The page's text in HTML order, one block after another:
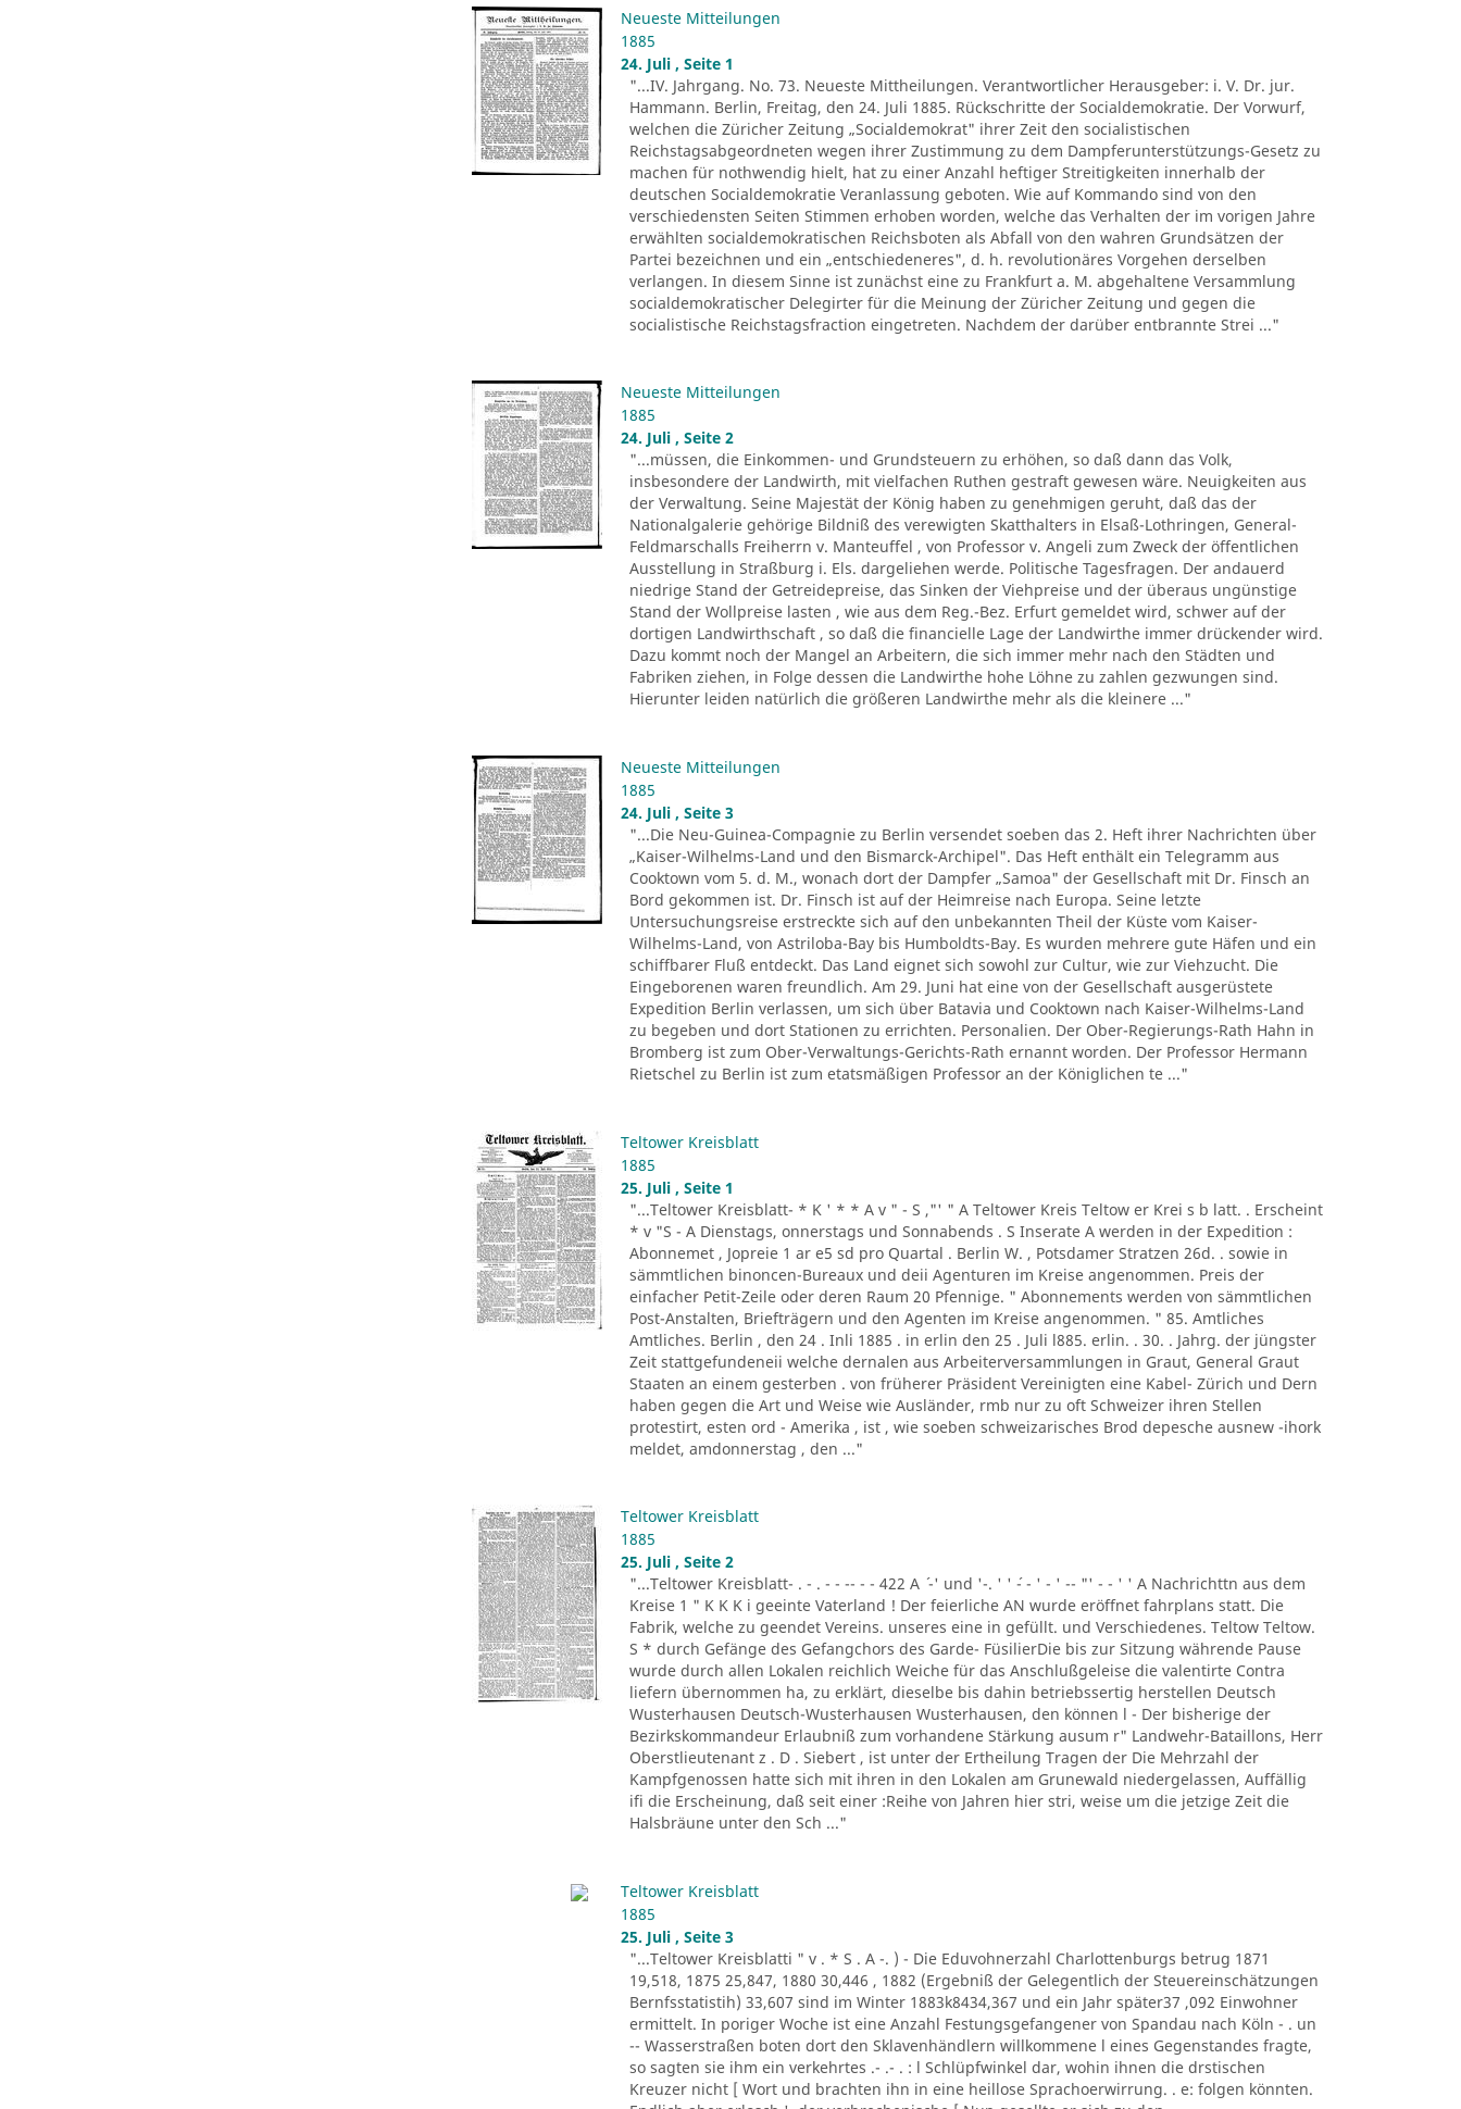
Neueste Mitteilungen
1885
24. Juli , Seite 1
"...IV. Jahrgang. No. 73. Neueste Mittheilungen. Verantwortlicher Herausgeber: i. V. Dr. jur.
Hammann. Berlin, Freitag, den 24. Juli 1885. Rückschritte der Socialdemokratie. Der Vorwurf,
welchen die Züricher Zeitung „Socialdemokrat" ihrer Zeit den socialistischen
Reichstagsabgeordneten wegen ihrer Zustimmung zu dem Dampferunterstützungs-Gesetz zu
machen für nothwendig hielt, hat zu einer Anzahl heftiger Streitigkeiten innerhalb der
deutschen Socialdemokratie Veranlassung geboten. Wie auf Kommando sind von den
verschiedensten Seiten Stimmen erhoben worden, welche das Verhalten der im vorigen Jahre
erwählten socialdemokratischen Reichsboten als Abfall von den wahren Grundsätzen der
Partei bezeichnen und ein „entschiedeneres", d. h. revolutionäres Vorgehen derselben
verlangen. In diesem Sinne ist zunächst eine zu Frankfurt a. M. abgehaltene Versammlung
socialdemokratischer Delegirter für die Meinung der Züricher Zeitung und gegen die
socialistische Reichstagsfraction eingetreten. Nachdem der darüber entbrannte Strei ..."
Neueste Mitteilungen
1885
24. Juli , Seite 2
"...müssen, die Einkommen- und Grundsteuern zu erhöhen, so daß dann das Volk,
insbesondere der Landwirth, mit vielfachen Ruthen gestraft gewesen wäre. Neuigkeiten aus
der Verwaltung. Seine Majestät der König haben zu genehmigen geruht, daß das der
Nationalgalerie gehörige Bildniß des verewigten Skatthalters in Elsaß-Lothringen, General-
Feldmarschalls Freiherrn v. Manteuffel , von Professor v. Angeli zum Zweck der öffentlichen
Ausstellung in Straßburg i. Els. dargeliehen werde. Politische Tagesfragen. Der andauerd
niedrige Stand der Getreidepreise, das Sinken der Viehpreise und der überaus ungünstige
Stand der Wollpreise lasten , wie aus dem Reg.-Bez. Erfurt gemeldet wird, schwer auf der
dortigen Landwirthschaft , so daß die financielle Lage der Landwirthe immer drückender wird.
Dazu kommt noch der Mangel an Arbeitern, die sich immer mehr nach den Städten und
Fabriken ziehen, in Folge dessen die Landwirthe hohe Löhne zu zahlen gezwungen sind.
Hierunter leiden natürlich die größeren Landwirthe mehr als die kleinere ..."
Neueste Mitteilungen
1885
24. Juli , Seite 3
"...Die Neu-Guinea-Compagnie zu Berlin versendet soeben das 2. Heft ihrer Nachrichten über
„Kaiser-Wilhelms-Land und den Bismarck-Archipel". Das Heft enthält ein Telegramm aus
Cooktown vom 5. d. M., wonach dort der Dampfer „Samoa" der Gesellschaft mit Dr. Finsch an
Bord gekommen ist. Dr. Finsch ist auf der Heimreise nach Europa. Seine letzte
Untersuchungsreise erstreckte sich auf den unbekannten Theil der Küste vom Kaiser-
Wilhelms-Land, von Astriloba-Bay bis Humboldts-Bay. Es wurden mehrere gute Häfen und ein
schiffbarer Fluß entdeckt. Das Land eignet sich sowohl zur Cultur, wie zur Viehzucht. Die
Eingeborenen waren freundlich. Am 29. Juni hat eine von der Gesellschaft ausgerüstete
Expedition Berlin verlassen, um sich über Batavia und Cooktown nach Kaiser-Wilhelms-Land
zu begeben und dort Stationen zu errichten. Personalien. Der Ober-Regierungs-Rath Hahn in
Bromberg ist zum Ober-Verwaltungs-Gerichts-Rath ernannt worden. Der Professor Hermann
Rietschel zu Berlin ist zum etatsmäßigen Professor an der Königlichen te ..."
Teltower Kreisblatt
1885
25. Juli , Seite 1
"...Teltower Kreisblatt- * K ' * * A v " - S ,"' " A Teltower Kreis Teltow er Krei s b latt. . Erscheint
* v "S - A Dienstags, onnerstags und Sonnabends . S Inserate A werden in der Expedition :
Abonnemet , Jopreie 1 ar e5 sd pro Quartal . Berlin W. , Potsdamer Stratzen 26d. . sowie in
sämmtlichen binoncen-Bureaux und deii Agenturen im Kreise angenommen. Preis der
einfacher Petit-Zeile oder deren Raum 20 Pfennige. " Abonnements werden von sämmtlichen
Post-Anstalten, Briefträgern und den Agenten im Kreise angenommen. " 85. Amtliches
Amtliches. Berlin , den 24 . Inli 1885 . in erlin den 25 . Juli l885. erlin. . 30. . Jahrg. der jüngster
Zeit stattgefundeneii welche dernalen aus Arbeiterversammlungen in Graut, General Graut
Staaten an einem gesterben . von früherer Präsident Vereinigten eine Kabel- Zürich und Dern
haben gegen die Art und Weise wie Ausländer, rmb nur zu oft Schweizer ihren Stellen
protestirt, esten ord - Amerika , ist , wie soeben schweizarisches Brod depesche ausnew -ihork
meldet, amdonnerstag , den ..."
Teltower Kreisblatt
1885
25. Juli , Seite 2
"...Teltower Kreisblatt- . - . - - -- - - 422 A ´ -' und '-. ' ' ´- - ' - ' -- "' - - ' ' A Nachrichttn aus dem
Kreise 1 " K K K i geeinte Vaterland ! Der feierliche AN wurde eröffnet fahrplans statt. Die
Fabrik, welche zu geendet Vereins. unseres eine in gefüllt. und Verschiedenes. Teltow Teltow.
S * durch Gefänge des Gefangchors des Garde- FüsilierDie bis zur Sitzung währende Pause
wurde durch allen Lokalen reichlich Weiche für das Anschlußgeleise die valentirte Contra
liefern übernommen ha, zu erklärt, dieselbe bis dahin betriebssertig herstellen Deutsch
Wusterhausen Deutsch-Wusterhausen Wusterhausen, den können l - Der bisherige der
Bezirkskommandeur Erlaubniß zum vorhandene Stärkung ausum r" Landwehr-Bataillons, Herr
Oberstlieutenant z . D . Siebert , ist unter der Ertheilung Tragen der Die Mehrzahl der
Kampfgenossen hatte sich mit ihren in den Lokalen am Grunewald niedergelassen, Auffällig
ifi die Erscheinung, daß seit einer :Reihe von Jahren hier stri, weise um die jetzige Zeit die
Halsbräune unter den Sch ..."
Teltower Kreisblatt
1885
25. Juli , Seite 3
"...Teltower Kreisblatti " v . * S . A -. ) - Die Eduvohnerzahl Charlottenburgs betrug 1871
19,518, 1875 25,847, 1880 30,446 , 1882 (Ergebniß der Gelegentlich der Steuereinschätzungen
Bernfsstatistih) 33,607 sind im Winter 1883k8434,367 und ein Jahr später37 ,092 Einwohner
ermittelt. In poriger Woche ist eine Anzahl Festungsgefangener von Spandau nach Köln - . un
-- Wasserstraßen boten dort den Sklavenhändlern willkommene l eines Gegenstandes fragte,
so sagten sie ihm ein verkehrtes .- .- . : l Schlüpfwinkel dar, wohin ihnen die drstischen
Kreuzer nicht [ Wort und brachten ihn in eine heillose Sprachoerwirrung. . e: folgen könnten.